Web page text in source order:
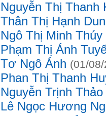
Nguyễn Thị Thanh
Thân Thị Hạnh
Ngô Thị Minh Thúy
Phạm Thị Ánh
Tơ Ngô Ánh (01/
Phan Thị Thanh
Nguyễn Trịnh
Lê Ngọc Hương